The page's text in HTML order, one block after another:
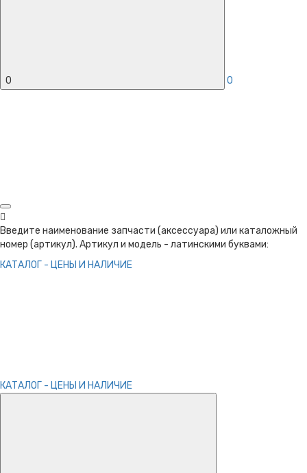
0 0
Введите наименование запчасти (аксессуара) или каталожный
номер (артикул). Артикул и модель - латинскими буквами:
КАТАЛОГ - ЦЕНЫ И НАЛИЧИЕ
КАТАЛОГ - ЦЕНЫ И НАЛИЧИЕ